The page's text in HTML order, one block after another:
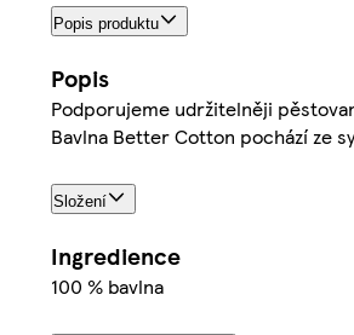
Popis produktu
Popis
Podporujeme udržitelněji
Bavlna Better Cotton pochází ze
Složení
Ingredience
100 % bavlna